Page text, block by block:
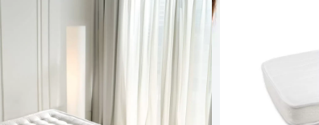
Colchón cuna